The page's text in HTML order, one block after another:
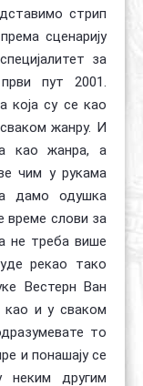
стрип
сценарију
за
пут 2001.
која су се као
жанру. И
као жанра, а
чим у рукама
дамо одушка
време слови за
не треба више
рекао тако
Вестерн Ван
као и у сваком
то
и понашају се
неким другим